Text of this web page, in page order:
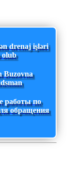
drenaj işləri
olub
Buzovna
работы по
обращения